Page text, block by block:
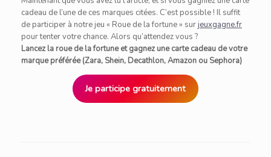
cadeau de l’une de ces marques citées. C’est possible ! Il suffit
de participer à notre jeu « Roue de la fortune » surjeuxgagne.fr
pour tenter votre chance. Alors qu’attendez vous ?
Lancez la roue de la fortune et gagnez une carte cadeau de votre
marque préférée (Zara, Shein, Decathlon, Amazon ou Sephora)
Je participe gratuitement